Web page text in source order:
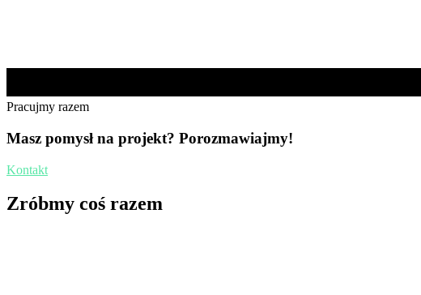
Pracujmy razem
Masz pomysł na projekt? Porozmawiajmy!
Kontakt
Zróbmy coś razem